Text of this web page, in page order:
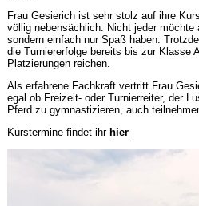
Frau Gesierich ist sehr stolz auf ihre
völlig nebensächlich. Nicht jeder möchte
sondern einfach nur Spaß haben.
die Turniererfolge bereits bis zur Klasse
Platzierungen reichen.
Als erfahrene Fachkraft vertritt Frau
egal ob Freizeit- oder Turnierreiter, der
Pferd zu gymnastizieren, auch
Kurstermine findet ihr hier